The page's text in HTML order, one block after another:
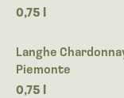
0,75 l
Langhe
Piemonte
0,75 l